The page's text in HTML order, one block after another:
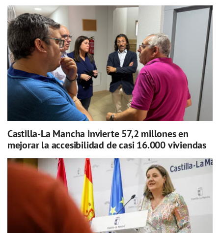
Castilla-La Mancha invierte 57,2 millones en
mejorar la accesibilidad de casi 16.000 viviendas